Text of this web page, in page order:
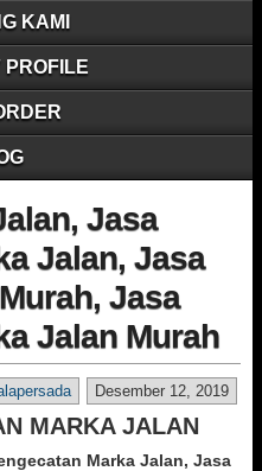
KAMI
PROFILE
Jasa
Jalan, Jasa
Jasa
Jalan Murah
Desember 12, 2019
MARKA JALAN
Marka Jalan, Jasa